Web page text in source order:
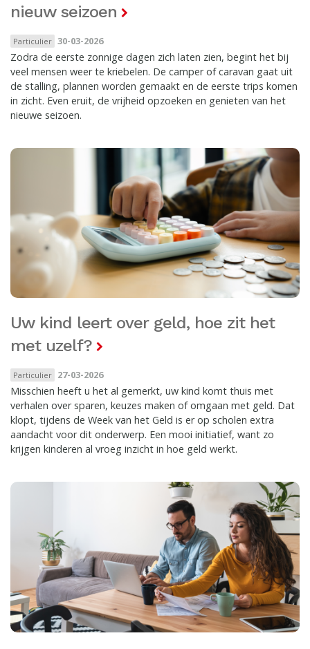
nieuw seizoen
Particulier 30-03-2026
Zodra de eerste zonnige dagen zich laten zien, begint het bij
veel mensen weer te kriebelen. De camper of caravan gaat uit
de stalling, plannen worden gemaakt en de eerste trips komen
in zicht. Even eruit, de vrijheid opzoeken en genieten van het
nieuwe seizoen.
Uw kind leert over geld, hoe zit het
met uzelf?
Particulier 27-03-2026
Misschien heeft u het al gemerkt, uw kind komt thuis met
verhalen over sparen, keuzes maken of omgaan met geld. Dat
klopt, tijdens de Week van het Geld is er op scholen extra
aandacht voor dit onderwerp. Een mooi initiatief, want zo
krijgen kinderen al vroeg inzicht in hoe geld werkt.